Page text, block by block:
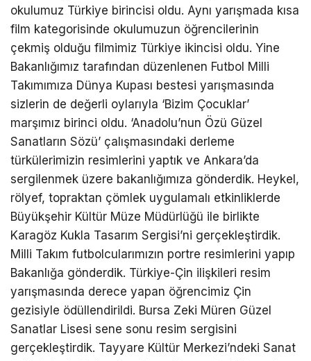
okulumuz Türkiye birincisi oldu. Aynı yarışmada kısa
film kategorisinde okulumuzun öğrencilerinin
çekmiş olduğu filmimiz Türkiye ikincisi oldu. Yine
Bakanlığımız tarafından düzenlenen Futbol Milli
Takımımıza Dünya Kupası bestesi yarışmasında
sizlerin de değerli oylarıyla ‘Bizim Çocuklar’
marşımız birinci oldu. ‘Anadolu’nun Özü Güzel
Sanatların Sözü’ çalışmasındaki derleme
türkülerimizin resimlerini yaptık ve Ankara’da
sergilenmek üzere bakanlığımıza gönderdik. Heykel,
rölyef, topraktan çömlek uygulamalı etkinliklerde
Büyükşehir Kültür Müze Müdürlüğü ile birlikte
Karagöz Kukla Tasarım Sergisi’ni gerçekleştirdik.
Milli Takım futbolcularımızın portre resimlerini yapıp
Bakanlığa gönderdik. Türkiye-Çin ilişkileri resim
yarışmasında derece yapan öğrencimiz Çin
gezisiyle ödüllendirildi. Bursa Zeki Müren Güzel
Sanatlar Lisesi sene sonu resim sergisini
gerçekleştirdik. Tayyare Kültür Merkezi’ndeki Sanat